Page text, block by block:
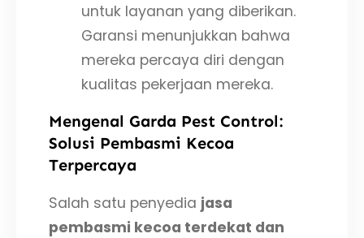
untuk layanan yang diberikan.
Garansi menunjukkan bahwa
mereka percaya diri dengan
kualitas pekerjaan mereka.
Mengenal Garda Pest Control:
Solusi Pembasmi Kecoa
Terpercaya
Salah satu penyedia jasa
pembasmi kecoa terdekat dan